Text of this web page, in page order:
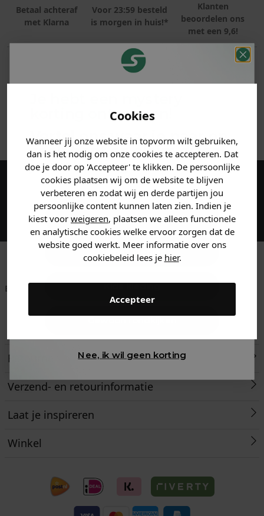
Cookies
Wanneer jij onze website in topvorm wilt gebruiken,
dan is het nodig om onze cookies te accepteren. Dat
doe je door op 'Accepteer' te klikken. De persoonlijke
cookies plaatsen wij om de website te blijven
verbeteren en zodat wij en derde partijen jou
persoonlijke content kunnen laten zien. Indien je
kiest voor weigeren, plaatsen we alleen functionele
en analytische cookies welke ervoor zorgen dat de
website goed werkt. Meer informatie over ons
cookiebeleid lees je hier.
Accepteer
Betaal achteraf
met Klarna
Voor 23:59 besteld
is morgen in huis!*
Klanten
beoordelen ons
met een 9,6!
PRODUCTINFORMATIE
ANDERE BESTELDEN OOK
Maak een account aan en ontvang 5%
korting op je eerste bestelling!
Betaal achteraf met
is morgen in huis!*
Retourneren
Verzend- en retourinformatie
Laat je inspireren
Winkel
korting ontvangen!
Vertel ons waar je naar op
zoek bent en claim direct
jouwkorting.
Heren kleding
Dames kleding
Kids kleding
Nee, ik wil geen korting